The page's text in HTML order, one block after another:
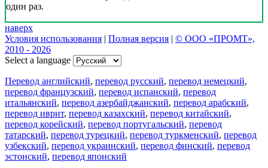
один раз.
наверх
Условия использования | Полная версия | © ООО «ПРОМТ»,
2010 - 2026
Select a language
Перевод английский, перевод русский, перевод немецкий,
перевод французский, перевод испанский, перевод
итальянский, перевод азербайджанский, перевод арабский,
перевод иврит, перевод казахский, перевод китайский,
перевод корейский, перевод португальский, перевод
татарский, перевод турецкий, перевод туркменский, перевод
узбекский, перевод украинский, перевод финский, перевод
эстонский, перевод японский